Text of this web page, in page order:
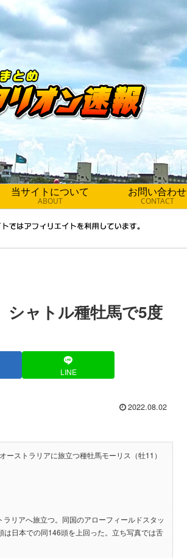
当サイトについて
ABOUT
お問い合わせ
CONTACT
シャトル種牡馬で5度
LINE
2022.08.02
ストラリアに旅立つ種牡馬モーリス（牡11）
リアへ旅立つ。同国のアローフィールドスタッ
日本での同146頭を上回った。立ち写真では舌